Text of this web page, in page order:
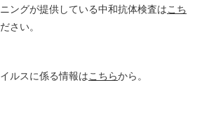
ングが提供している中和抗体検査はこち
さい。
ルスに係る情報はこちらから。